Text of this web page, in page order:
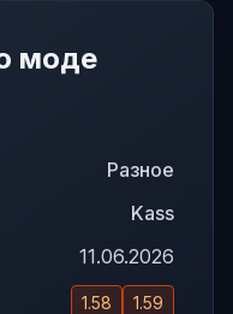
моде
Разное
Kass
11.06.2026
1.58 1.59